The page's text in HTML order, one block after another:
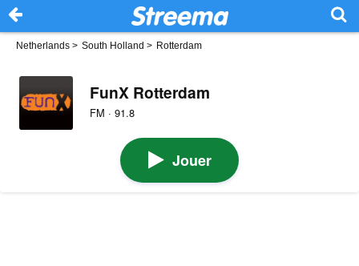
Netherlands > South Holland > Rotterdam
FunX Rotterdam
FM · 91.8
Jouer